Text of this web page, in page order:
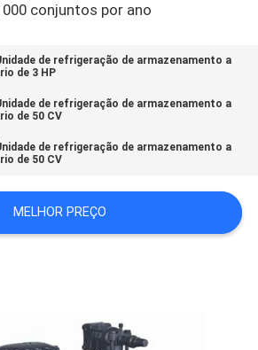
conjuntos por ano
de refrigeração de armazenamento a
de 3 HP
de refrigeração de armazenamento a
de 50 CV
de refrigeração de armazenamento a
de 50 CV
MELHOR PREÇO